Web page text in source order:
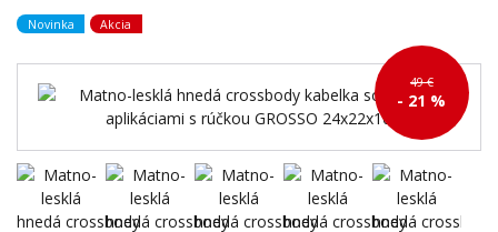
Novinka Akcia
49 €
- 21 %